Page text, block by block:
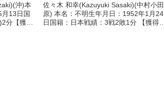
沖)本
13日国
分【獲得
佐々木 和幸(Kazuyuki Sasaki)(中村小田
原) 本名：不明生年月日：1952年1月24
日国籍：日本戦績：3戦2敗1分 【獲得タ